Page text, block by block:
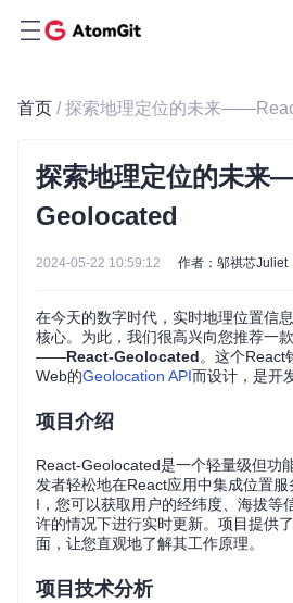
首页 / 探索地理定位的未来
探索地理定位的未
Geolocated
2024-05-22 10:59:12 作者：邬祺芯Juliet
在今天的数字时代，实时地理位置信
核心。为此，我们很高兴向您推荐一
——React-Geolocated。这个React
Web的Geolocation API而设计，是开
项目介绍
React-Geolocated是一个轻量级但功
发者轻松地在React应用中集成位置
I，您可以获取用户的经纬度、海拔等
许的情况下进行实时更新。项目提供
面，让您直观地了解其工作原理。
项目技术分析